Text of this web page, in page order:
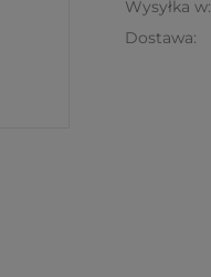
Wysyłka w:
Dostawa: